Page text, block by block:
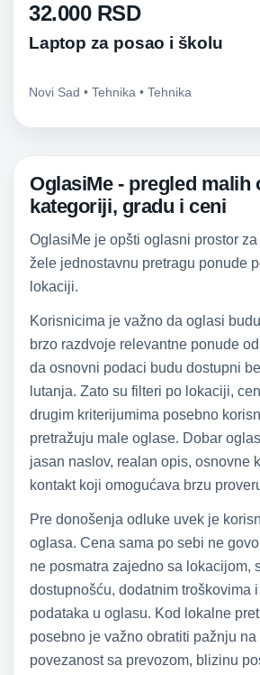
32.000 RSD
Laptop za posao i školu
Novi Sad • Tehnika • Tehnika
OglasiMe - pregled malih
kategoriji, gradu i ceni
OglasiMe je opšti oglasni prostor
žele jednostavnu pretragu ponude
lokaciji.
Korisnicima je važno da oglasi
brzo razdvoje relevantne ponude
da osnovni podaci budu dostupni
lutanja. Zato su filteri po lokaciji,
drugim kriterijumima posebno
pretražuju male oglase. Dobar
jasan naslov, realan opis, osnovne
kontakt koji omogućava brzu
Pre donošenja odluke uvek je
oglasa. Cena sama po sebi ne
ne posmatra zajedno sa lokacijom,
dostupnošću, dodatnim troškovima
podataka u oglasu. Kod lokalne
posebno je važno obratiti pažnju na
povezanost sa prevozom, blizinu